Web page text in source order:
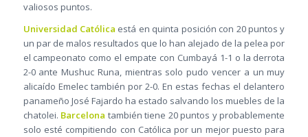
valiosos puntos.
Universidad Católica está en quinta posición con 20 puntos y
un par de malos resultados que lo han alejado de la pelea por
el campeonato como el empate con Cumbayá 1-1 o la derrota
2-0 ante Mushuc Runa, mientras solo pudo vencer a un muy
alicaído Emelec también por 2-0. En estas fechas el delantero
panameño José Fajardo ha estado salvando los muebles de la
chatolei. Barcelona también tiene 20 puntos y probablemente
solo esté compitiendo con Católica por un mejor puesto para